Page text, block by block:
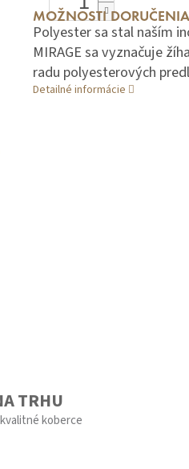
MOŽNOSTI DORUČENIA
Polyester sa stal naším
MIRAGE sa vyznačuje
radu polyesterových
Detailné informácie
TRHU
koberce